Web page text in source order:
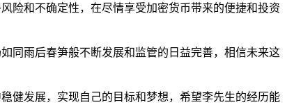
险和不确定性，在尽情享受加密货币带来的便捷和投资
同雨后春笋般不断发展和监管的日益完善，相信未来这
健发展，实现自己的目标和梦想，希望李先生的经历能